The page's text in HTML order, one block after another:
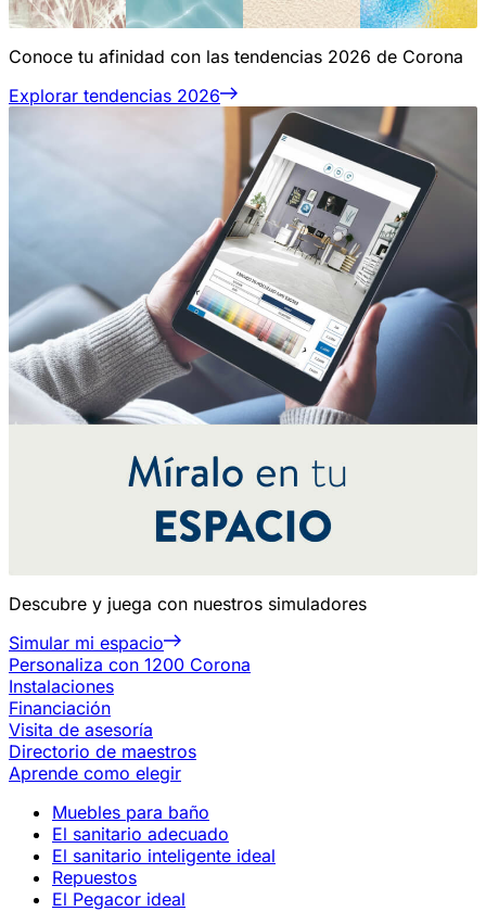
Conoce tu afinidad con las tendencias 2026 de Corona
Explorar tendencias 2026
Descubre y juega con nuestros simuladores
Simular mi espacio
Personaliza con 1200 Corona
Instalaciones
Financiación
Visita de asesoría
Directorio de maestros
Aprende como elegir
Muebles para baño
El sanitario adecuado
El sanitario inteligente ideal
Repuestos
El Pegacor ideal